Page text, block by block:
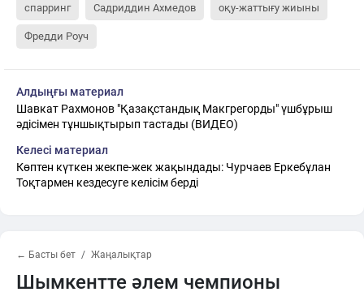
спарринг Садриддин Ахмедов оқу-жаттығу жиыны
Фредди Роуч
Алдыңғы материал
Шавкат Рахмонов "Қазақстандық Макгрегорды" үшбұрыш
әдісімен тұншықтырып тастады (ВИДЕО)
Келесі материал
Көптен күткен жекпе-жек жақындады: Чурчаев Еркебұлан
Тоқтармен кездесуге келісім берді
← Басты бет Жаңалықтар
Шымкентте әлем чемпионы